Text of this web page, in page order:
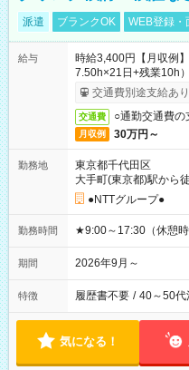
派遣 ブランクOK WEB登録・
給与
時給3,400円【月収例
7.50h×21日+残業10h
交通費別途支給あり
交通費 ○通勤交通費の
月収例 30万円～
勤務地
東京都千代田区
大手町(東京都)駅から
●NTTグループ●
勤務時間 ★9:00～17:30（休憩時
期間 2026年9月～
特徴 履歴書不要 / 40～50代
気になる！